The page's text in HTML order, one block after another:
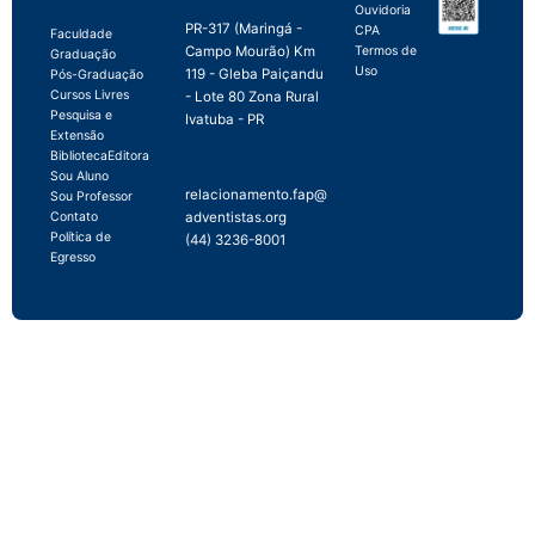
Faculdade
Graduação
Pós-Graduação
Cursos Livres
Pesquisa e
Extensão
BibliotecaEditora
Sou Aluno
Sou Professor
Contato
Política de
Egresso
PR-317 (Maringá -
Campo Mourão) Km
119 - Gleba Paiçandu
- Lote 80 Zona Rural
Ivatuba - PR
relacionamento.fap@
adventistas.org
(44) 3236-8001
Ouvidoria
CPA
Termos de
Uso